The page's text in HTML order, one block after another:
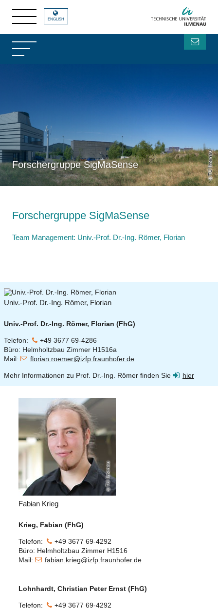
SigMaSense des FG EMS
Forschergruppe SigMaSense TU Ilmenau
ENGLISH
Forschergruppe SigMaSense
Team Management: Univ.-Prof. Dr.-Ing. Römer, Florian
Univ.-Prof. Dr.-Ing. Römer, Florian
Univ.-Prof. Dr.-Ing. Römer, Florian (FhG)
Telefon:
+49 3677 69-4286
Büro: Helmholtzbau Zimmer H1516a
Mail:
florian.roemer@izfp.fraunhofer.de
Mehr Informationen zu Prof. Dr.-Ing. Römer finden Sie hier
TU Ilmenau
Fabian Krieg
Krieg, Fabian (FhG)
Telefon:
+49 3677 69-4292
Büro: Helmholtzbau Zimmer H1516
Mail:
fabian.krieg@izfp.fraunhofer.de
Lohnhardt, Christian Peter Ernst (FhG)
Telefon:
+49 3677 69-4292